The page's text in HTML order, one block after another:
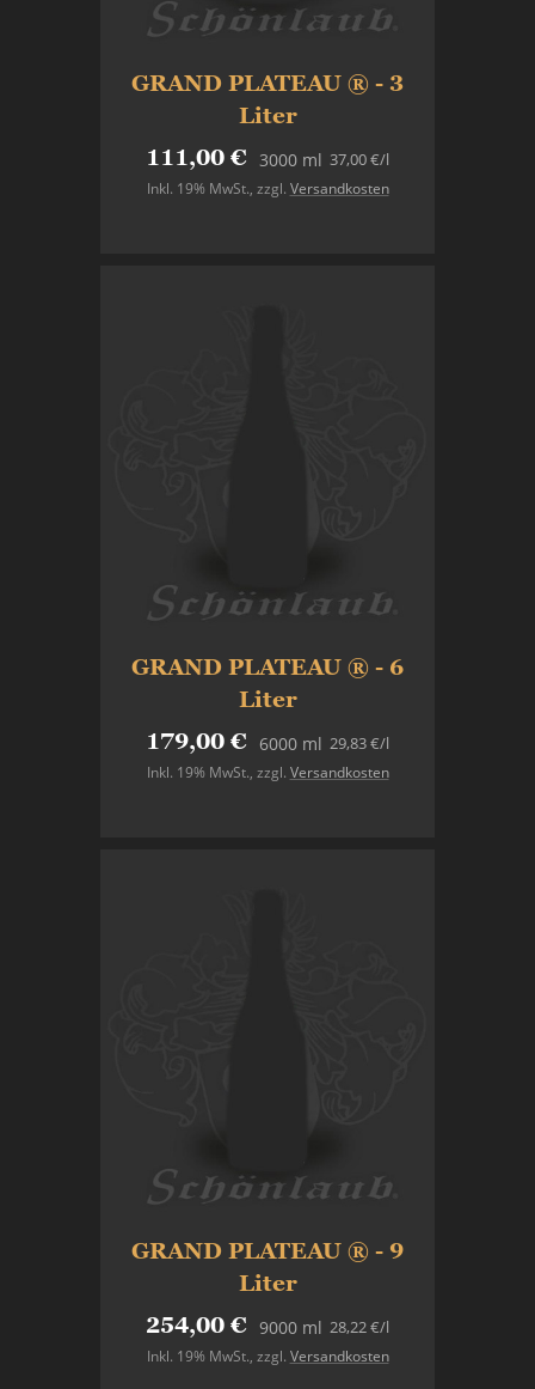
GRAND PLATEAU ® - 3
Liter
111,00 € 3000 ml
Inkl. 19% MwSt., zzgl. Versandkosten
37,00 €/l
GRAND PLATEAU ® - 6
Liter
179,00 € 6000 ml
Inkl. 19% MwSt., zzgl. Versandkosten
29,83 €/l
GRAND PLATEAU ® - 9
Liter
254,00 € 9000 ml
Inkl. 19% MwSt., zzgl. Versandkosten
28,22 €/l